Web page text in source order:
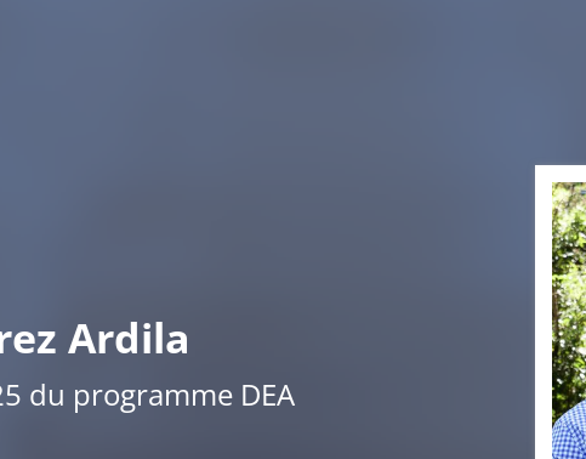
Ardila
du programme DEA